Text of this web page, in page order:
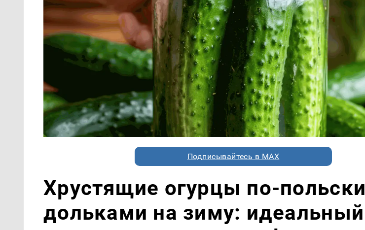
Подписывайтесь в MAX
Хрустящие огурцы по-польски
дольками на зиму: идеальный